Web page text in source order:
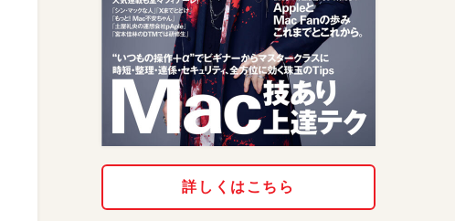
詳しくはこちら